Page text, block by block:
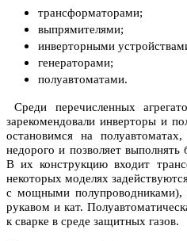
трансформаторами;
выпрямителями;
инверторными
генераторами;
полуавтоматами.
Среди перечисленных
зарекомендовали инверторы и
остановимся на
недорого и позволяет
В их конструкцию входит
некоторых моделях
с мощными полупроводниками),
рукавом и кат.
к сварке в среде защитных газов.